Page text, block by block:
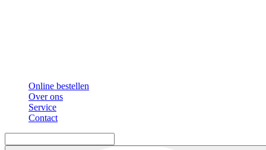
Online bestellen
Over ons
Service
Contact